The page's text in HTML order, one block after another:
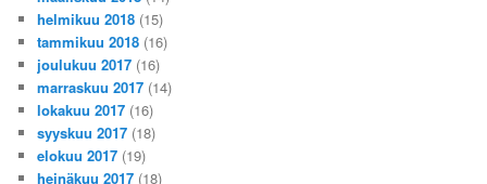
helmikuu 2018 (15)
tammikuu 2018 (16)
joulukuu 2017 (16)
marraskuu 2017 (14)
lokakuu 2017 (16)
syyskuu 2017 (18)
elokuu 2017 (19)
heinäkuu 2017 (18)